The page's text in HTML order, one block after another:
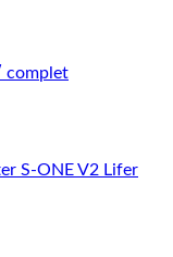
complet
S-ONE V2 Lifer